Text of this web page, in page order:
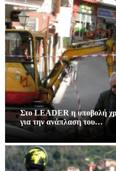
Στο LEADER η υποβολή
για την ανάπλαση του…